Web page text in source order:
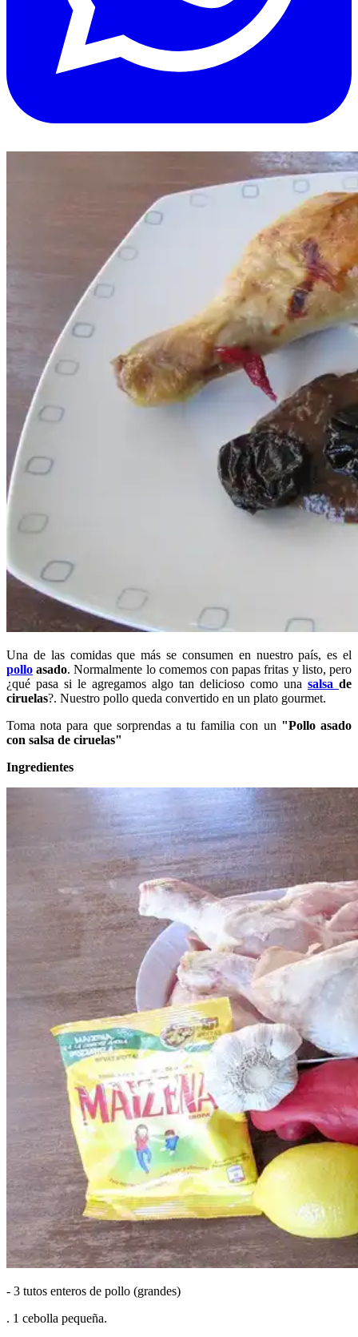
Una de las comidas que más se consumen en nuestro país, es el
pollo asado. Normalmente lo comemos con papas fritas y listo, pero
¿qué pasa si le agregamos algo tan delicioso como una salsa de
ciruelas?. Nuestro pollo queda convertido en un plato gourmet.
Toma nota para que sorprendas a tu familia con un "Pollo asado
con salsa de ciruelas"
Ingredientes
- 3 tutos enteros de pollo (grandes)
. 1 cebolla pequeña.